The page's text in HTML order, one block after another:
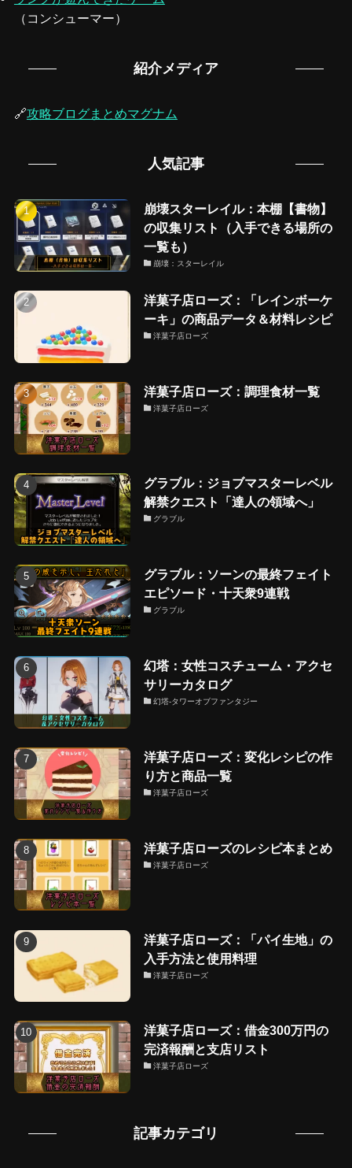
（コンシューマー）
紹介メディア
🔗攻略ブログまとめマグナム
人気記事
崩壊スターレイル：本棚【書物】
の収集リスト（入手できる場所の
一覧も）
崩壊：スターレイル
洋菓子店ローズ：「レインボーケ
ーキ」の商品データ＆材料レシピ
洋菓子店ローズ
洋菓子店ローズ：調理食材一覧
洋菓子店ローズ
グラブル：ジョブマスターレベル
解禁クエスト「達人の領域へ」
グラブル
グラブル：ソーンの最終フェイト
エピソード・十天衆9連戦
グラブル
幻塔：女性コスチューム・アクセ
サリーカタログ
幻塔-タワーオブファンタジー
洋菓子店ローズ：変化レシピの作
り方と商品一覧
洋菓子店ローズ
洋菓子店ローズのレシピ本まとめ
洋菓子店ローズ
洋菓子店ローズ：「パイ生地」の
入手方法と使用料理
洋菓子店ローズ
洋菓子店ローズ：借金300万円の
完済報酬と支店リスト
洋菓子店ローズ
記事カテゴリ